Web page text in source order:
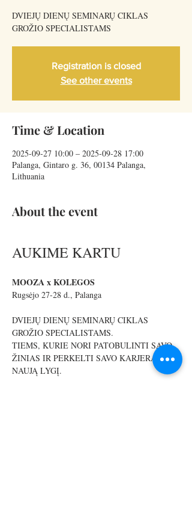
DVIEJŲ DIENŲ SEMINARŲ CIKLAS
GROŽIO SPECIALISTAMS
Registration is closed
See other events
Time & Location
2025-09-27 10:00 – 2025-09-28 17:00
Palanga, Gintaro g. 36, 00134 Palanga,
Lithuania
About the event
AUKIME KARTU
MOOZA x KOLEGOS
Rugsėjo 27-28 d., Palanga
DVIEJŲ DIENŲ SEMINARŲ CIKLAS
GROŽIO SPECIALISTAMS.
TIEMS, KURIE NORI PATOBULINTI SAVO
ŽINIAS IR PERKELTI SAVO KARJERĄ Į
NAUJĄ LYGĮ.